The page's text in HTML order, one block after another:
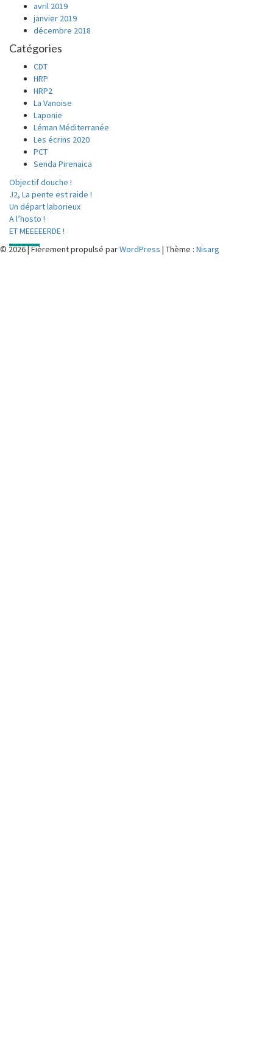
avril 2019
janvier 2019
décembre 2018
Catégories
CDT
HRP
HRP2
La Vanoise
Laponie
Léman Méditerranée
Les écrins 2020
PCT
Senda Pirenaica
Objectif douche !
J2, La pente est raide !
Un départ laborieux
A l’hosto !
ET MEEEEERDE !
© 2026|Fièrement propulsé parWordPress | Thème : Nisarg